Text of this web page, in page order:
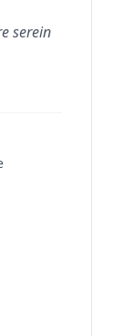
serein